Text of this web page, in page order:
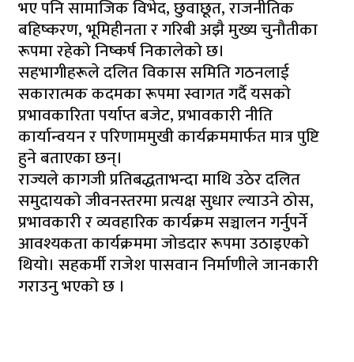
भए पनि सामाजिक विभेद, छुवाछूत, राजनीतिक
बहिष्करण, भूमिहीनता र गरिबी अझै मुख्य चुनौतीका
रूपमा रहेको निष्कर्ष निकालेको छ।
सहभागीहरूले दलित विकास समिति गठनलाई
सकारात्मक कदमका रूपमा स्वागत गर्दै यसको
प्रभावकारिता पर्याप्त बजेट, प्रभावकारी नीति
कार्यान्वयन र परिणाममुखी कार्यक्रममार्फत मात्र पुष्टि
हुने बताएका छन्।
राज्यले कागजी प्रतिबद्धताभन्दा माथि उठेर दलित
समुदायको जीवनस्तरमा प्रत्यक्ष सुधार ल्याउने ठोस,
प्रभावकारी र व्यवहारिक कार्यक्रम सञ्चालन गर्नुपर्ने
आवश्यकता कार्यक्रममा जोडदार रूपमा उठाइएको
थियो। सहकर्मी राजेश पासवान निर्माणीले जानकारी
गराउनु भएको छ ।